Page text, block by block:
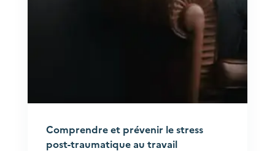
Comprendre et prévenir le stress
post-traumatique au travail